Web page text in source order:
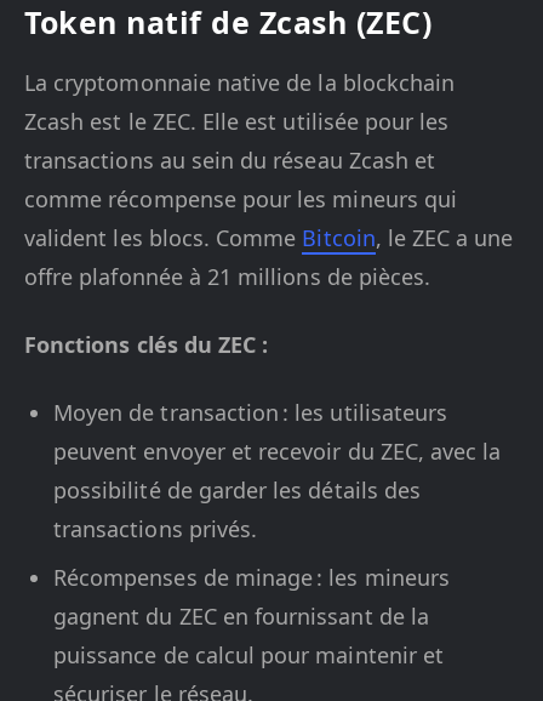
Token natif de Zcash (ZEC)
La cryptomonnaie native de la blockchain
Zcash est le ZEC. Elle est utilisée pour les
transactions au sein du réseau Zcash et
comme récompense pour les mineurs qui
valident les blocs. Comme Bitcoin, le ZEC a une
offre plafonnée à 21 millions de pièces.
Fonctions clés du ZEC :
Moyen de transaction : les utilisateurs
peuvent envoyer et recevoir du ZEC, avec la
possibilité de garder les détails des
transactions privés.
Récompenses de minage : les mineurs
gagnent du ZEC en fournissant de la
puissance de calcul pour maintenir et
sécuriser le réseau.